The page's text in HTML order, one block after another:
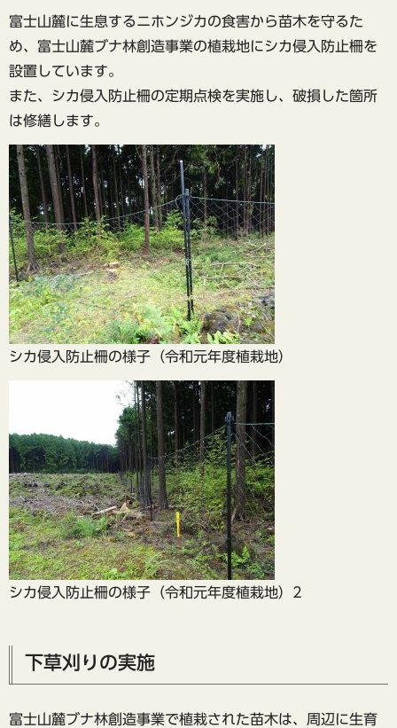
富士山麓に生息するニホンジカの食害から苗木を守るた
め、富士山麓ブナ林創造事業の植栽地にシカ侵入防止柵を
設置しています。
また、シカ侵入防止柵の定期点検を実施し、破損した箇所
は修繕します。
シカ侵入防止柵の様子（令和元年度植栽地）
シカ侵入防止柵の様子（令和元年度植栽地）2
下草刈りの実施
富士山麓ブナ林創造事業で植栽された苗木は、周辺に生育